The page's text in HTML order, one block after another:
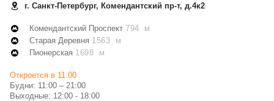
г. Санкт-Петербург, Комендантский пр-т, д.4к2
Комендантский Проспект 794 м
Старая Деревня 1563 м
Пионерская 1698 м
Откроется в 11:00
Будни: 11:00 – 21:00
Выходные: 12:00 - 18:00